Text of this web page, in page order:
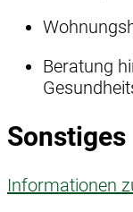
Beratung
Sonstiges
Informationen